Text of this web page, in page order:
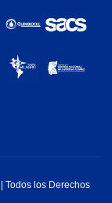
Todos los Derechos